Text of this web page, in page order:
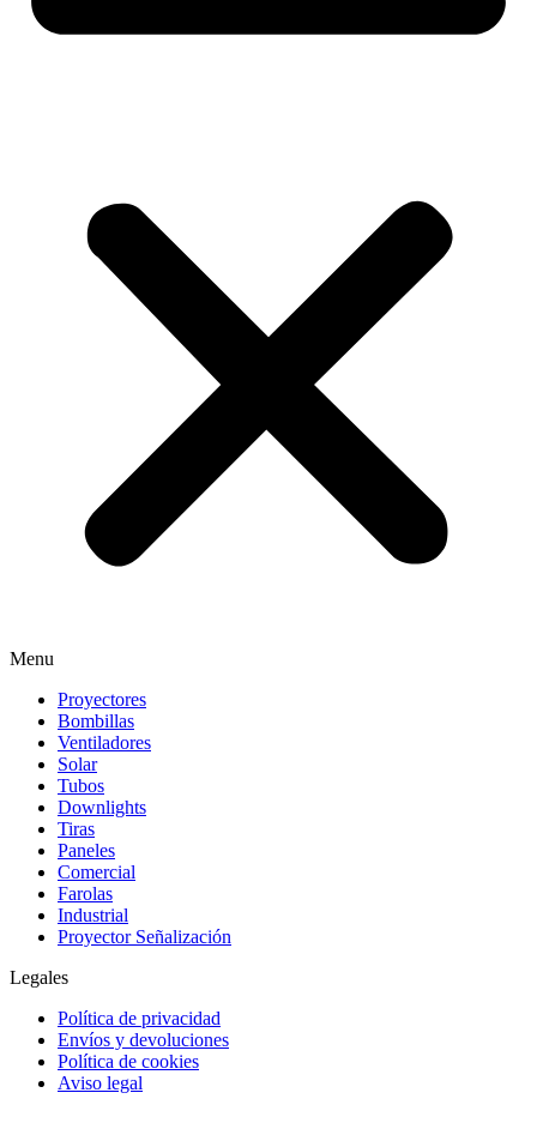
Menu
Proyectores
Bombillas
Ventiladores
Solar
Tubos
Downlights
Tiras
Paneles
Comercial
Farolas
Industrial
Proyector Señalización
Legales
Política de privacidad
Envíos y devoluciones
Política de cookies
Aviso legal